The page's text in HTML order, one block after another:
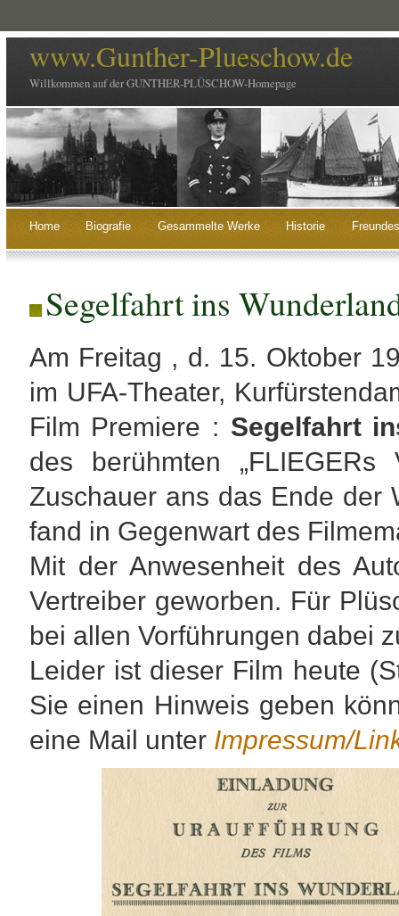
www.Gunther-Plueschow.de
Willkommen auf der GUNTHER-PLÜSCHOW-Homepage
Home Biografie Gesammelte Werke Historie
Segelfahrt ins
Am Freitag , d. 15. Oktober
im UFA-Theater,
Film Premiere : Segelfahrt
des berühmten
Zuschauer ans das Ende der
fand in Gegenwart des
Mit der Anwesenheit des
Vertreiber geworben. Für
bei allen Vorführungen dabei
Leider ist dieser Film heute
Sie einen Hinweis geben
eine Mail unter Impressum/